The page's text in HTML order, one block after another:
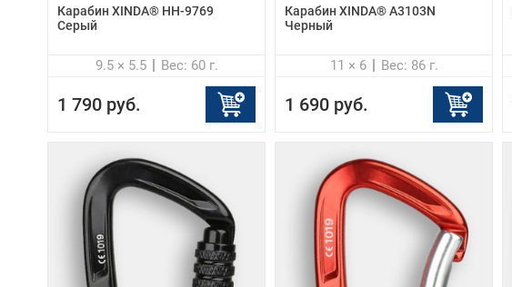
Карабин XINDA® HH-9769
Серый
9.5 × 5.5 Вес: 60 г.
1 790 руб.
Карабин XINDA® A3103N
Черный
11 × 6 Вес: 86 г.
1 690 руб.